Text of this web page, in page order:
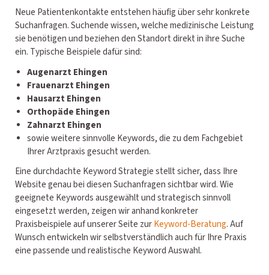
Neue Patientenkontakte entstehen häufig über sehr konkrete
Suchanfragen. Suchende wissen, welche medizinische Leistung
sie benötigen und beziehen den Standort direkt in ihre Suche
ein. Typische Beispiele dafür sind:
Augenarzt Ehingen
Frauenarzt Ehingen
Hausarzt Ehingen
Orthopäde Ehingen
Zahnarzt Ehingen
sowie weitere sinnvolle Keywords, die zu dem Fachgebiet
Ihrer Arztpraxis gesucht werden.
Eine durchdachte Keyword Strategie stellt sicher, dass Ihre
Website genau bei diesen Suchanfragen sichtbar wird. Wie
geeignete Keywords ausgewählt und strategisch sinnvoll
eingesetzt werden, zeigen wir anhand konkreter
Praxisbeispiele auf unserer Seite zurKeyword-Beratung. Auf
Wunsch entwickeln wir selbstverständlich auch für Ihre Praxis
eine passende und realistische Keyword Auswahl.